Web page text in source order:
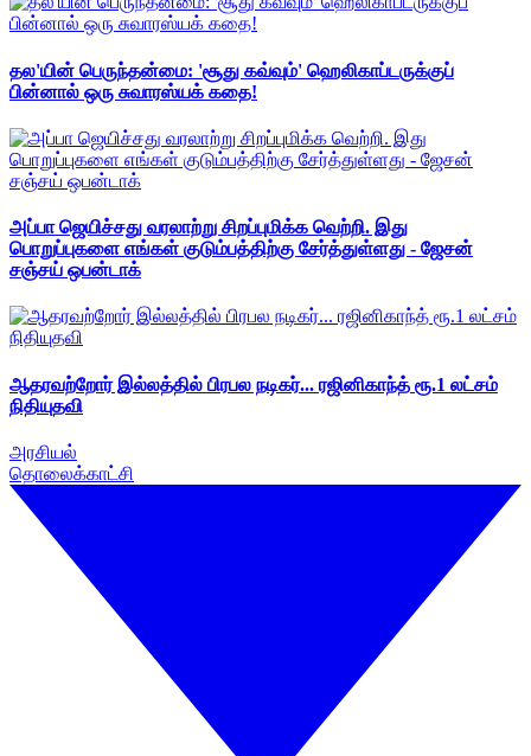
தல'யின் பெருந்தன்மை: 'சூது கவ்வும்' ஹெலிகாப்டருக்குப்
பின்னால் ஒரு சுவாரஸ்யக் கதை!
அப்பா ஜெயிச்சது வரலாற்று சிறப்புமிக்க வெற்றி. இது
பொறுப்புகளை எங்கள் குடும்பத்திற்கு சேர்த்துள்ளது - ஜேசன்
சஞ்சய் ஒபன்டாக்
ஆதரவற்றோர் இல்லத்தில் பிரபல நடிகர்... ரஜினிகாந்த் ரூ.1 லட்சம்
நிதியுதவி
அரசியல்
தொலைக்காட்சி